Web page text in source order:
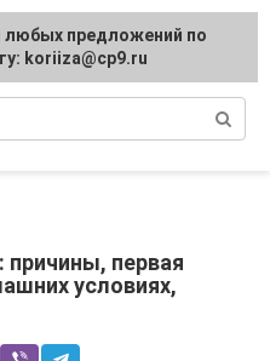
причины, первая
условиях,
любых предложений по
koriiza@cp9.ru